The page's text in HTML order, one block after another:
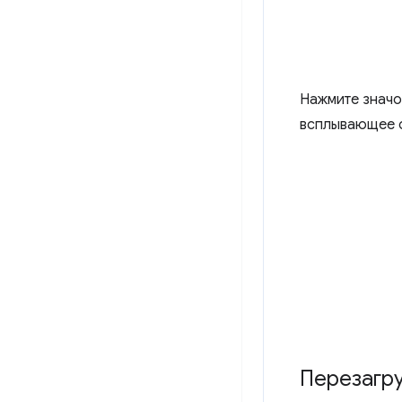
Нажмите
всплывающее